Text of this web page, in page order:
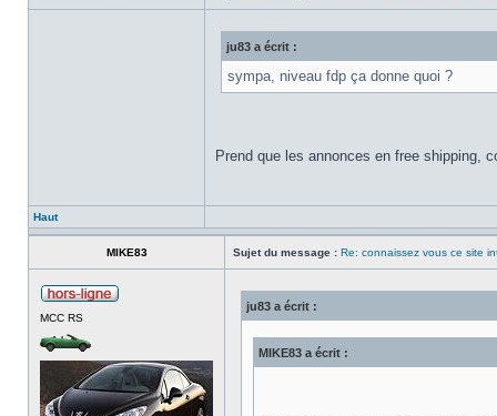
ju83 a écrit :
sympa, niveau fdp ça donne quoi ?
Prend que les annonces en free shipping,
Haut
MIKE83 Sujet du message : Re: connaissez vous ce site
MCC RS
ju83 a écrit :
MIKE83 a écrit :